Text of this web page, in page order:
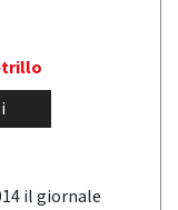
il giornale